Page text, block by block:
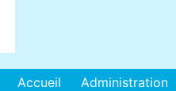
Accueil Administration